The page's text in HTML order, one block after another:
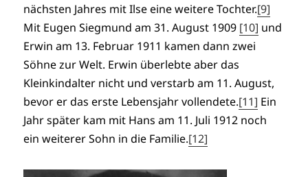
nächsten Jahres mit Ilse eine weitere Tochter.[9]
Mit Eugen Siegmund am 31. August 1909 [10] und
Erwin am 13. Februar 1911 kamen dann zwei
Söhne zur Welt. Erwin überlebte aber das
Kleinkindalter nicht und verstarb am 11. August,
bevor er das erste Lebensjahr vollendete.[11] Ein
Jahr später kam mit Hans am 11. Juli 1912 noch
ein weiterer Sohn in die Familie.[12]